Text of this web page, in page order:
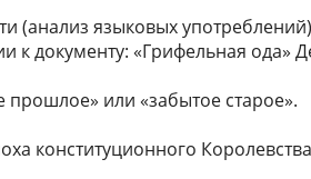
(анализ языковых употреблений)
к документу: «Грифельная ода»
или «забытое старое».
конституционного